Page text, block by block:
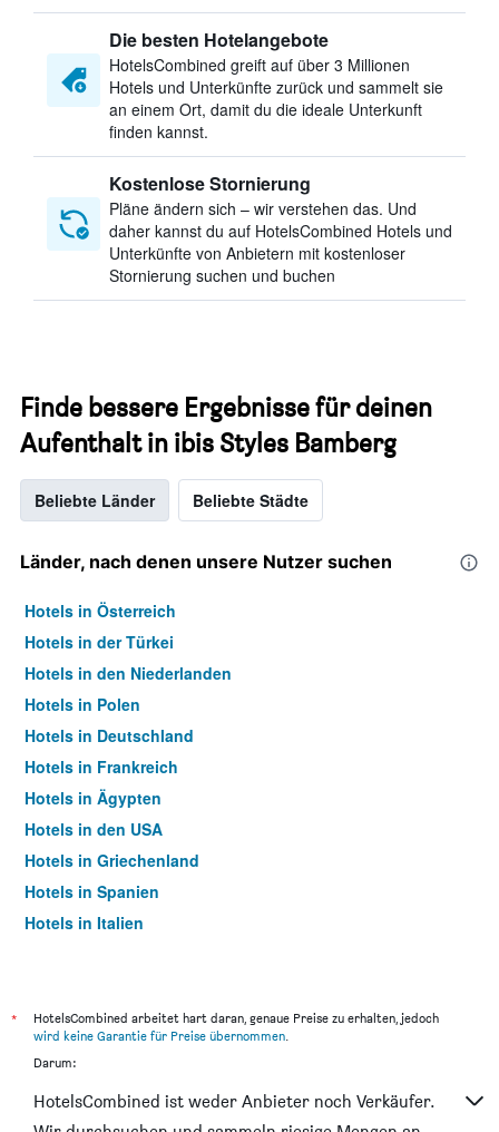
Die besten Hotelangebote
HotelsCombined greift auf über 3 Millionen
Hotels und Unterkünfte zurück und sammelt sie
an einem Ort, damit du die ideale Unterkunft
finden kannst.
Kostenlose Stornierung
Pläne ändern sich – wir verstehen das. Und
daher kannst du auf HotelsCombined Hotels und
Unterkünfte von Anbietern mit kostenloser
Stornierung suchen und buchen
Finde bessere Ergebnisse für deinen
Aufenthalt in ibis Styles Bamberg
Beliebte Länder Beliebte Städte
Länder, nach denen unsere Nutzer suchen
Hotels in Österreich
Hotels in der Türkei
Hotels in den Niederlanden
Hotels in Polen
Hotels in Deutschland
Hotels in Frankreich
Hotels in Ägypten
Hotels in den USA
Hotels in Griechenland
Hotels in Spanien
Hotels in Italien
*
HotelsCombined arbeitet hart daran, genaue Preise zu erhalten, jedoch
wird keine Garantie für Preise übernommen.
Darum:
HotelsCombined ist weder Anbieter noch Verkäufer.